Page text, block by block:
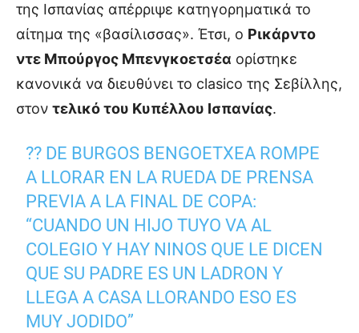
της Ισπανίας απέρριψε κατηγορηματικά το
αίτημα της «βασίλισσας». Έτσι, ο Ρικάρντο
ντε Μπούργος Μπενγκοετσέα ορίστηκε
κανονικά να διευθύνει το clasico της Σεβίλλης,
στον τελικό του Κυπέλλου Ισπανίας.
?? DE BURGOS BENGOETXEA ROMPE
A LLORAR EN LA RUEDA DE PRENSA
PREVIA A LA FINAL DE COPA:
“CUANDO UN HIJO TUYO VA AL
COLEGIO Y HAY NINOS QUE LE DICEN
QUE SU PADRE ES UN LADRON Y
LLEGA A CASA LLORANDO ESO ES
MUY JODIDO”